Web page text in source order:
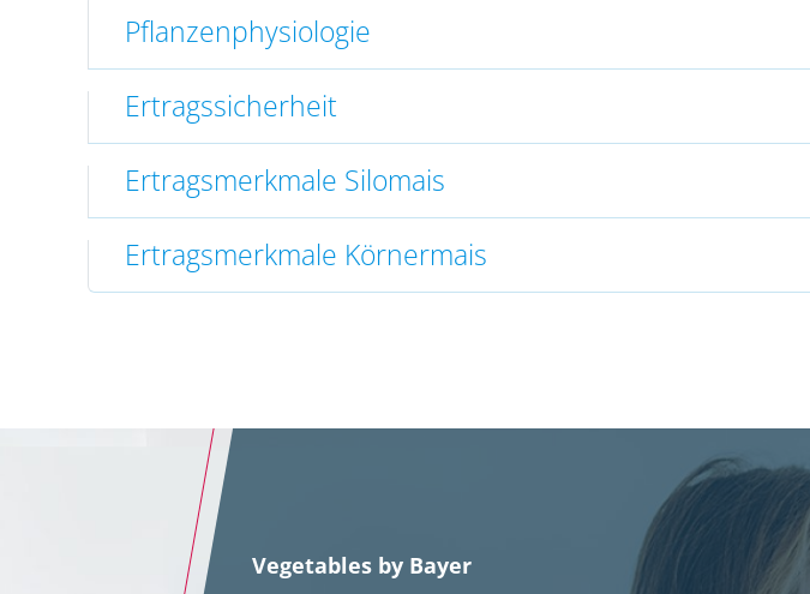
Pflanzenphysiologie
Ertragssicherheit
Ertragsmerkmale Silomais
Ertragsmerkmale Körnermais
Vegetables by Bayer